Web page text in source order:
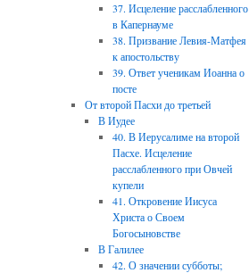
37. Исцеление расслабленного
в Капернауме
38. Призвание Левия-Матфея
к апостольству
39. Ответ ученикам Иоанна о
посте
От второй Пасхи до третьей
В Иудее
40. В Иерусалиме на второй
Пасхе. Исцеление
расслабленного при Овчей
купели
41. Откровение Иисуса
Христа о Своем
Богосыновстве
В Галилее
42. О значении субботы;